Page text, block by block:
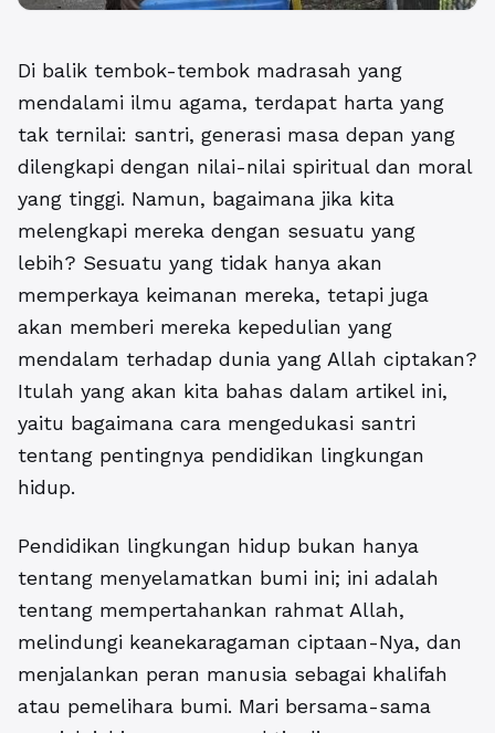
Di balik tembok-tembok madrasah yang
mendalami ilmu agama, terdapat harta yang
tak ternilai: santri, generasi masa depan yang
dilengkapi dengan nilai-nilai spiritual dan moral
yang tinggi. Namun, bagaimana jika kita
melengkapi mereka dengan sesuatu yang
lebih? Sesuatu yang tidak hanya akan
memperkaya keimanan mereka, tetapi juga
akan memberi mereka kepedulian yang
mendalam terhadap dunia yang Allah ciptakan?
Itulah yang akan kita bahas dalam artikel ini,
yaitu bagaimana cara mengedukasi santri
tentang pentingnya pendidikan lingkungan
hidup.
Pendidikan lingkungan hidup bukan hanya
tentang menyelamatkan bumi ini; ini adalah
tentang mempertahankan rahmat Allah,
melindungi keanekaragaman ciptaan-Nya, dan
menjalankan peran manusia sebagai khalifah
atau pemelihara bumi. Mari bersama-sama